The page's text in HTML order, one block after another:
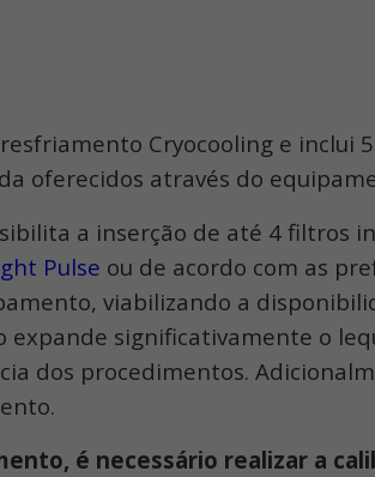
Cryocooling e
oferecidos através do
a inserção de até 4 filtros
Pulse ou de acordo com as
viabilizando a
significativamente o
dos procedimentos.
é necessário realizar a